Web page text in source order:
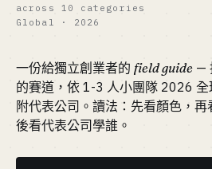
across 10 categories
Global · 2026
一份給獨立創業者的 field guide —
的賽道，依 1-3 人小團隊 2026 全
附代表公司。讀法：先看顏色，
後看代表公司學誰。